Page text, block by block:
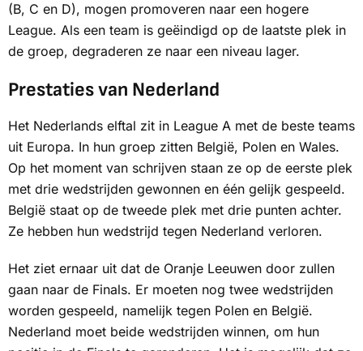
(B, C en D), mogen promoveren naar een hogere
League. Als een team is geëindigd op de laatste plek in
de groep, degraderen ze naar een niveau lager.
Prestaties van Nederland
Het Nederlands elftal zit in League A met de beste teams
uit Europa. In hun groep zitten België, Polen en Wales.
Op het moment van schrijven staan ze op de eerste plek
met drie wedstrijden gewonnen en één gelijk gespeeld.
België staat op de tweede plek met drie punten achter.
Ze hebben hun wedstrijd tegen Nederland verloren.
Het ziet ernaar uit dat de Oranje Leeuwen door zullen
gaan naar de Finals. Er moeten nog twee wedstrijden
worden gespeeld, namelijk tegen Polen en België.
Nederland moet beide wedstrijden winnen, om hun